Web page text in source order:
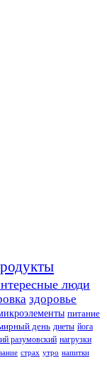
люди
здоровье
питание
день диеты йога
разумовский нагрузки
страх утро напитки